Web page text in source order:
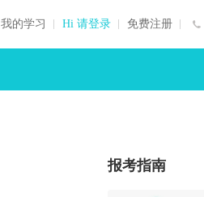
我的学习 Hi 请登录 免费注册
报考指南